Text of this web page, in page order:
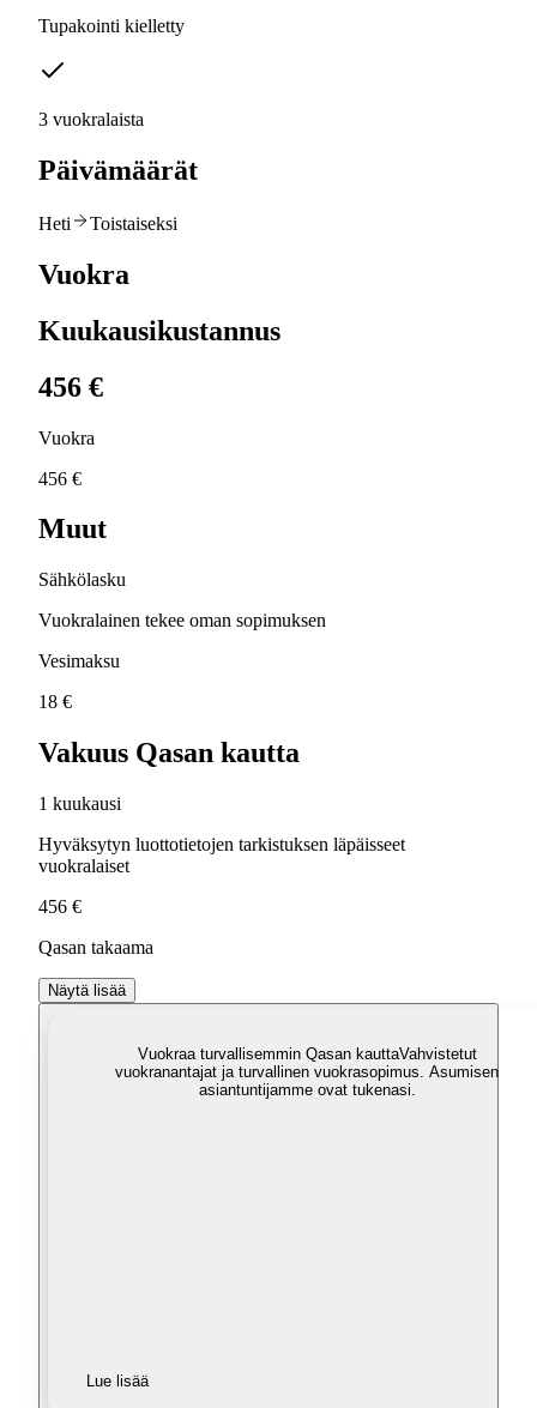
Tupakointi kielletty
3 vuokralaista
Päivämäärät
Heti Toistaiseksi
Vuokra
Kuukausikustannus
456 €
Vuokra
456 €
Muut
Sähkölasku
Vuokralainen tekee oman sopimuksen
Vesimaksu
18 €
Vakuus Qasan kautta
1 kuukausi
Hyväksytyn luottotietojen tarkistuksen läpäisseet
vuokralaiset
456 €
Qasan takaama
Näytä lisää
Vuokraa turvallisemmin Qasan kauttaVahvistetut
vuokranantajat ja turvallinen vuokrasopimus. Asumisen
asiantuntijamme ovat tukenasi.
Lue lisää